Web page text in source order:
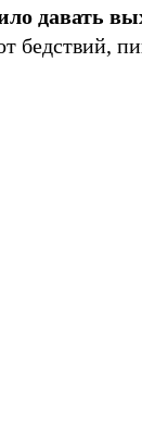
давать
бедствий,